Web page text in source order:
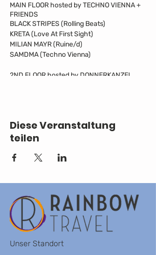
MAIN FLOOR hosted by TECHNO VIENNA +
FRIENDS
BLACK STRIPES (Rolling Beats)
KRETA (Love At First Sight)
MILIAN MAYR (Ruine/d)
SAMDMA (Techno Vienna)
2ND FLOOR hosted by DONNERKANZEL
2 Dark Rooms (Kleine Halle), Dark Areas
Consent mandatory. No photos allowed.
TICKETS
Diese Veranstaltung
teilen
Unser Standort